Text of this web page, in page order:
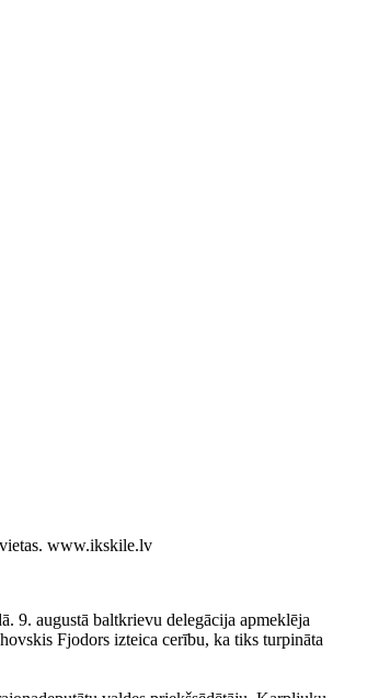
www.ikskile.lv
9. augustā baltkrievu delegācija apmeklēja
Fjodors izteica cerību, ka tiks turpināta